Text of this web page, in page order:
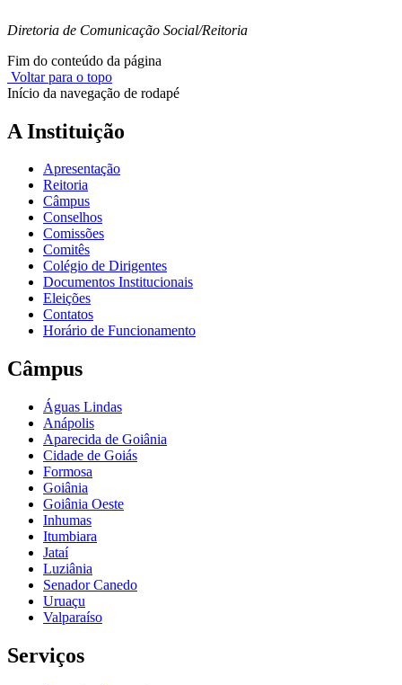
Diretoria de Comunicação Social/Reitoria
Fim do conteúdo da página
Voltar para o topo
Início da navegação de rodapé
A Instituição
Apresentação
Reitoria
Câmpus
Conselhos
Comissões
Comitês
Colégio de Dirigentes
Documentos Institucionais
Eleições
Contatos
Horário de Funcionamento
Câmpus
Águas Lindas
Anápolis
Aparecida de Goiânia
Cidade de Goiás
Formosa
Goiânia
Goiânia Oeste
Inhumas
Itumbiara
Jataí
Luziânia
Senador Canedo
Uruaçu
Valparaíso
Serviços